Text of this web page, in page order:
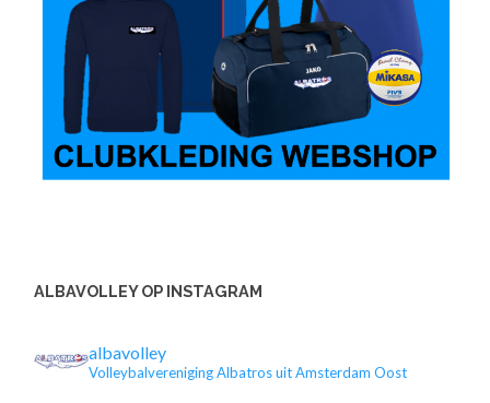
ALBAVOLLEY OP INSTAGRAM
albavolley
Volleybalvereniging Albatros uit Amsterdam Oost